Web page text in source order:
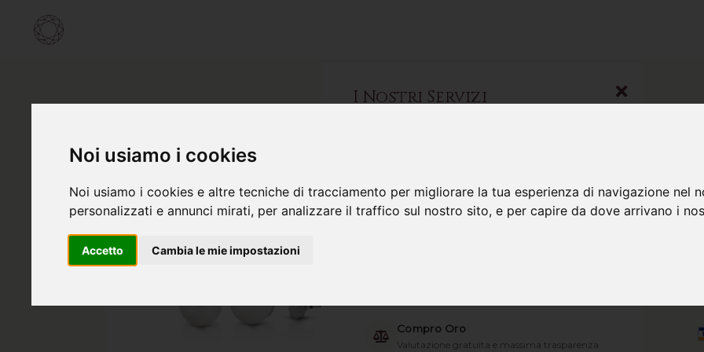
Noi usiamo i cookies
Noi usiamo i cookies e altre tecniche di tracciamento per migliorare la tua esperienza di navigazione nel
personalizzati e annunci mirati, per analizzare il traffico sul nostro sito, e per capire da dove arrivano i
Accetto Cambia le mie impostazioni
I Nostri Servizi
Gioielli
Le migliori collezioni selezionate
Compro Oro
Valutazione gratuita e massima trasparenza